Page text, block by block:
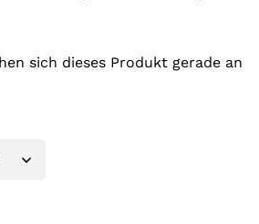
sich dieses Produkt gerade an